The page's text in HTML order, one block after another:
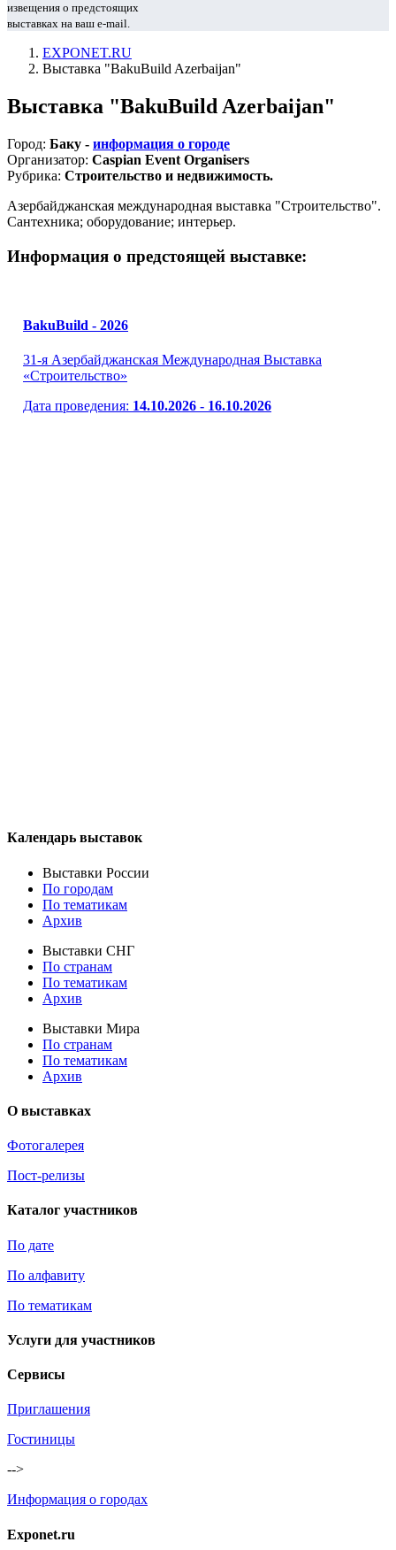
извещения о предстоящих
выставках на ваш e-mail.
EXPONET.RU
Выставка "BakuBuild Azerbaijan"
Выставка "BakuBuild Azerbaijan"
Город: Баку - информация о городе
Организатор: Caspian Event Organisers
Рубрика: Строительство и недвижимость.
Азербайджанская международная выставка "Строительство".
Сантехника; оборудование; интерьер.
Информация о предстоящей выставке:
BakuBuild - 2026
31-я Азербайджанская Международная Выставка
«Строительство»
Дата проведения: 14.10.2026 - 16.10.2026
Календарь выставок
Выставки России
По городам
По тематикам
Архив
Выставки СНГ
По странам
По тематикам
Архив
Выставки Мира
По странам
По тематикам
Архив
О выставках
Фотогалерея
Пост-релизы
Каталог участников
По дате
По алфавиту
По тематикам
Услуги для участников
Сервисы
Приглашения
Гостиницы
-->
Информация о городах
Exponet.ru